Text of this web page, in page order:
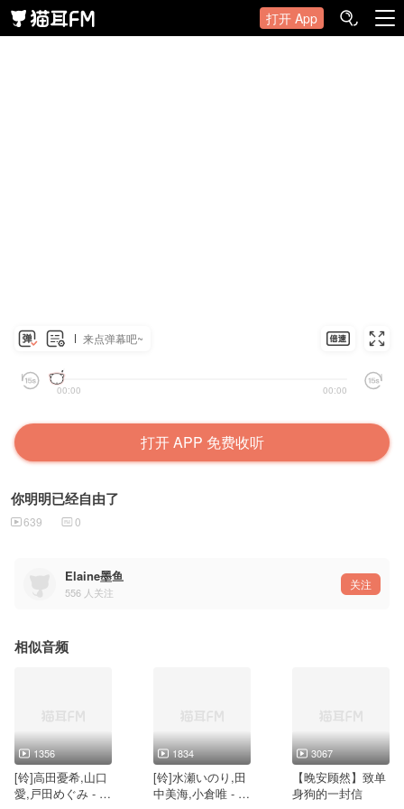
打开 App
来点弹幕吧~
00:00 00:00
打开 APP 免费收听
你明明已经自由了
639 0
Elaine墨鱼
556 人关注
关注
相似音频
1356
[铃]高田憂希,山口
愛,戸田めぐみ - S
1834
[铃]水瀬いのり,田
中美海,小倉唯 - N
3067
【晚安顾然】致单
身狗的一封信